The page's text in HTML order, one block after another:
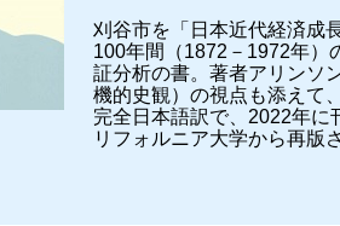
刈谷市を「日本近代経済成
100年間（1872－1972年）
証分析の書。著者アリンソ
機的史観）の視点も添えて
完全日本語訳で、2022年に
リフォルニア大学から再版